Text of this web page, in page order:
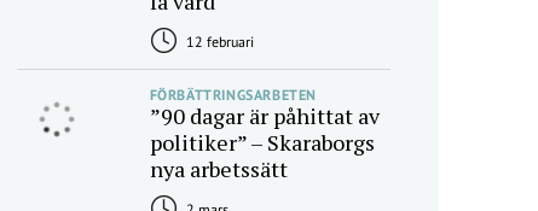
12 februari
FÖRBÄTTRINGSARBETEN
”90 dagar är påhittat av
politiker” – Skaraborgs
nya arbetssätt